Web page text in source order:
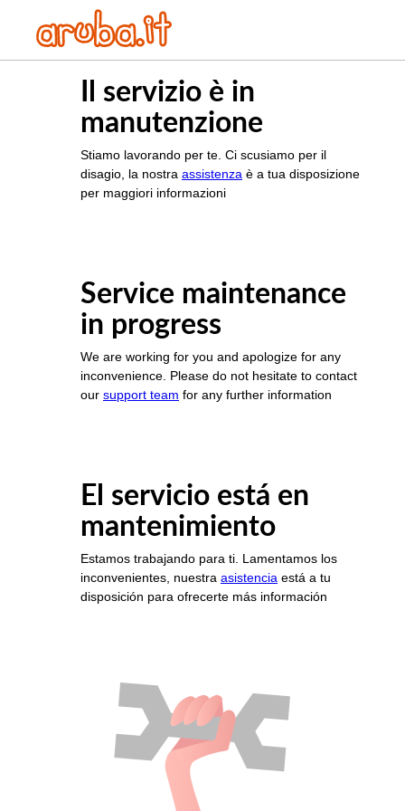
Il servizio è in
manutenzione
Stiamo lavorando per te. Ci scusiamo per il
disagio, la nostra assistenza è a tua disposizione
per maggiori informazioni
Service maintenance
in progress
We are working for you and apologize for any
inconvenience. Please do not hesitate to contact
our support team for any further information
El servicio está en
mantenimiento
Estamos trabajando para ti. Lamentamos los
inconvenientes, nuestra asistencia está a tu
disposición para ofrecerte más información